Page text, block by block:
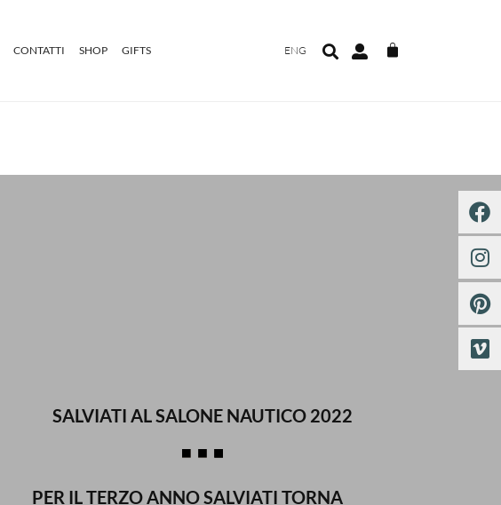
CONTATTI SHOP GIFTS ENG
SALVIATI AL SALONE NAUTICO 2022
PER IL TERZO ANNO SALVIATI TORNA